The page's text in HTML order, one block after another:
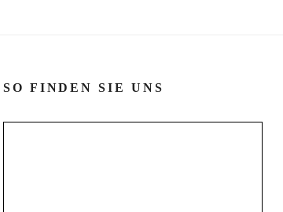
SO FINDEN SIE UNS